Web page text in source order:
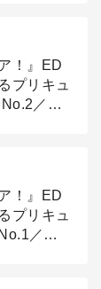
！』ED
プリキュ
／モ
！』ED
プリキュ
／演